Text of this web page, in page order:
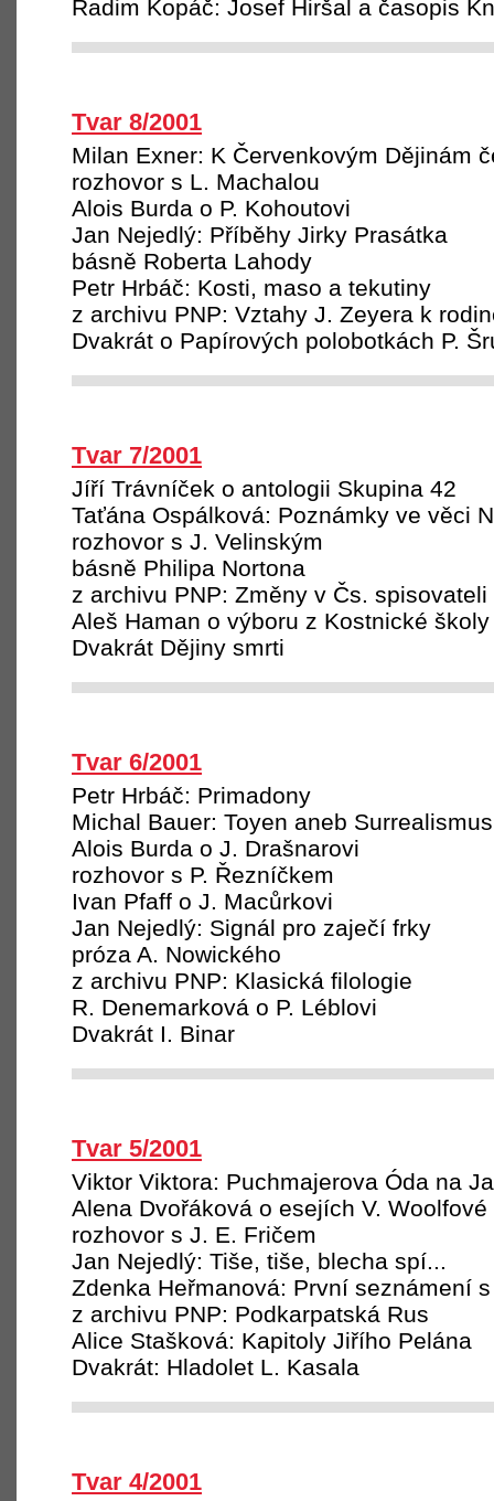
Radim Kopáč: Josef Hiršal a časopis
Tvar 8/2001
Milan Exner: K Červenkovým Dějinám
rozhovor s L. Machalou
Alois Burda o P. Kohoutovi
Jan Nejedlý: Příběhy Jirky Prasátka
básně Roberta Lahody
Petr Hrbáč: Kosti, maso a tekutiny
z archivu PNP: Vztahy J. Zeyera k
Dvakrát o Papírových polobotkách P.
Tvar 7/2001
Jíří Trávníček o antologii Skupina 42
Taťána Ospálková: Poznámky ve věci
rozhovor s J. Velinským
básně Philipa Nortona
z archivu PNP: Změny v Čs.
Aleš Haman o výboru z Kostnické školy
Dvakrát Dějiny smrti
Tvar 6/2001
Petr Hrbáč: Primadony
Michal Bauer: Toyen aneb
Alois Burda o J. Drašnarovi
rozhovor s P. Řezníčkem
Ivan Pfaff o J. Macůrkovi
Jan Nejedlý: Signál pro zaječí frky
próza A. Nowického
z archivu PNP: Klasická filologie
R. Denemarková o P. Léblovi
Dvakrát I. Binar
Tvar 5/2001
Viktor Viktora: Puchmajerova Óda na
Alena Dvořáková o esejích V. Woolfové
rozhovor s J. E. Fričem
Jan Nejedlý: Tiše, tiše, blecha spí...
Zdenka Heřmanová: První seznámení
z archivu PNP: Podkarpatská Rus
Alice Stašková: Kapitoly Jiřího Pelána
Dvakrát: Hladolet L. Kasala
Tvar 4/2001